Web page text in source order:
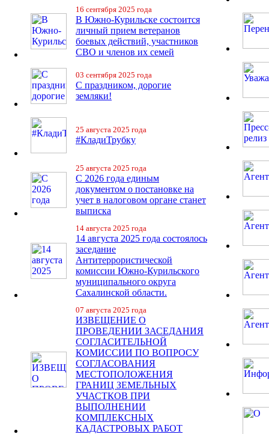
16 сентября 2025 года
В Южно-Курильске состоится
личный прием ветеранов
боевых действий, участников
СВО и членов их семей
03 сентября 2025 года
С праздником, дорогие
земляки!
25 августа 2025 года
#КладиТрубку
25 августа 2025 года
С 2026 года единым
документом о постановке на
учет в налоговом органе станет
выписка
14 августа 2025 года
14 августа 2025 года состоялось
заседание
Антитеррористической
комиссии Южно-Курильского
муниципального округа
Сахалинской области.
07 августа 2025 года
ИЗВЕЩЕНИЕ О
ПРОВЕДЕНИИ ЗАСЕДАНИЯ
СОГЛАСИТЕЛЬНОЙ
КОМИССИИ ПО ВОПРОСУ
СОГЛАСОВАНИЯ
МЕСТОПОЛОЖЕНИЯ
ГРАНИЦ ЗЕМЕЛЬНЫХ
УЧАСТКОВ ПРИ
ВЫПОЛНЕНИИ
КОМПЛЕКСНЫХ
КАДАСТРОВЫХ РАБОТ